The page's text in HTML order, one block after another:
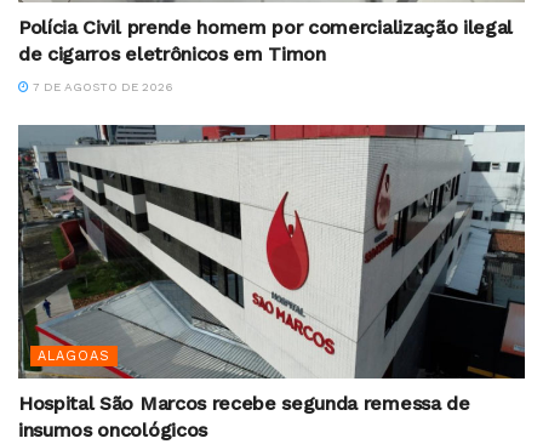
Polícia Civil prende homem por comercialização ilegal
de cigarros eletrônicos em Timon
7 DE AGOSTO DE 2026
ALAGOAS
Hospital São Marcos recebe segunda remessa de
insumos oncológicos